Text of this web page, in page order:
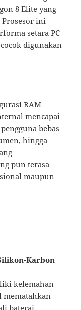
8 Elite yang
ini
setara PC
digunakan
RAM
mencapai
bebas
hingga
pun terasa
maupun
Karbon
kelemahan
mematahkan
baterai